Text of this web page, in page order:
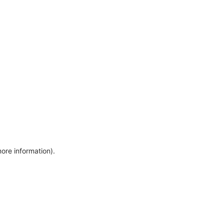
information).